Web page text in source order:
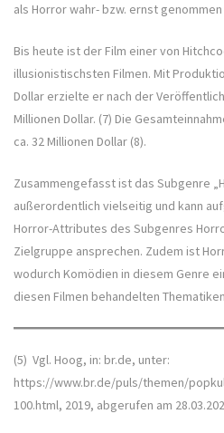
als Horror wahr- bzw. ernst
Bis heute ist der Film einer von
illusionistischsten Filmen. Mit
Dollar erzielte er nach der
Millionen Dollar. (7) Die
ca. 32 Millionen Dollar (8).
Zusammengefasst ist das Subgenre
außerordentlich vielseitig und kann
Horror-Attributes des Subgenres
Zielgruppe ansprechen. Zudem ist
wodurch Komödien in diesem Genre
diesen Filmen behandelten
(5) Vgl. Hoog, in: br.de, unter:
https://www.br.de/puls/themen/
100.html, 2019, abgerufen am